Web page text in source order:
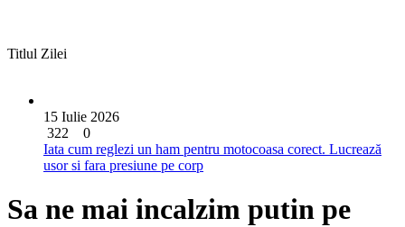
Titlul Zilei
15 Iulie 2026
322
0
Iata cum reglezi un ham pentru motocoasa corect. Lucrează
usor si fara presiune pe corp
Sa ne mai incalzim putin pe